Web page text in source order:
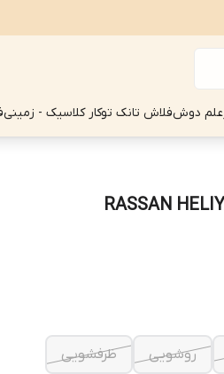
علم دوشفلاش تانک توکار کلاسیک - زمینی
روشویی ظرفشویی